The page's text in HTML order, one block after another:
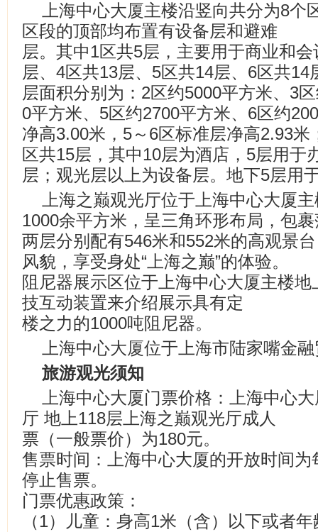
上海中心大厦主楼沿竖向共分为8
区段的顶部均布置有设备层和避难
层。其中1区共5层，主要用于商业和
层、4区共13层、5区共14层、6区共
层面积分别为：2区约5000平方米、3
0平方米、5区约2700平方米、6区约
净高3.00米，5～6区标准层净高2.93
区共15层，其中10层为酒店，5层用于
层；观光层以上为设备层。地下5层用
上海之巅观光厅位于上海中心大厦
1000余平方米，呈三角环形布局，包
两层分别配有546米和552米的高观景
风貌，享受身处“上海之巅”的体验。
阻尼器展示区位于上海中心大厦主楼
技互动装置来介绍展示具有定
楼之力的1000吨阻尼器。
上海中心大厦位于上海市陆家嘴金
旅游观光须知
上海中心大厦门票价格：上海中心
厅 地上118层上海之巅观光厅成人
票（一般票价）为180元。
售票时间：上海中心大厦的开放时间
停止售票。
门票优惠政策：
（1）儿童：身高1米（含）以下或者